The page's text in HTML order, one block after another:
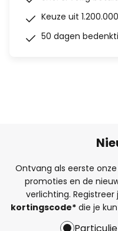
Keuze uit
50 dagen
Ontvang als eerste
promoties en de
verlichting.
kortingscode*die je